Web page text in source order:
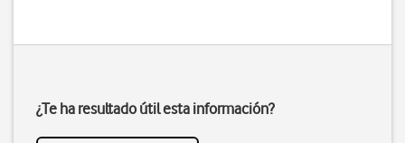
¿Te ha resultado útil esta información?